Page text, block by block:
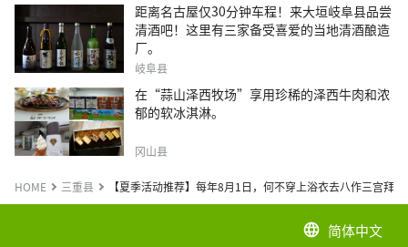
距离名古屋仅30分钟车程！来大垣岐阜县品尝
清酒吧！这里有三家备受喜爱的当地清酒酿造
厂。
岐阜县
在“蒜山泽西牧场”享用珍稀的泽西牛肉和浓
郁的软冰淇淋。
冈山县
HOME 三重县 【夏季活动推荐】每年8月1日，何不穿上浴衣去八作三宫拜
language 简体中文